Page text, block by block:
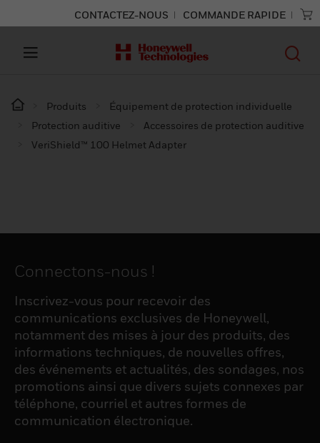
CONTACTEZ-NOUS COMMANDE RAPIDE
Produits
Équipement de protection individuelle
Protection auditive
Accessoires de protection auditive
VeriShield™ 100 Helmet Adapter
Connectons-nous !
Inscrivez-vous pour recevoir des
communications exclusives de Honeywell,
notamment des mises à jour des produits, des
informations techniques, de nouvelles offres,
des événements et actualités, des sondages, nos
promotions ainsi que divers sujets connexes par
téléphone, courriel et autres formes de
communication électronique.